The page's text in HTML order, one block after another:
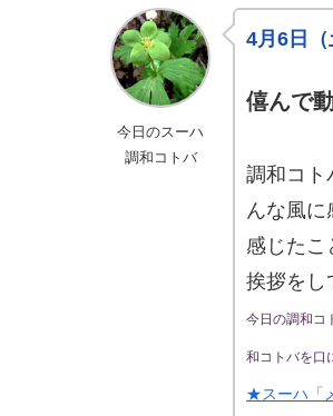
今日のスーハ
調和コトバ
4月6日
僖んで
調和コト
んな風に
感じたこ
挨拶をし
今日の調和コ
和コトバを口
★スーハ「